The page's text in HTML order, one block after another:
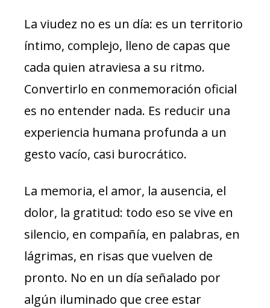
La viudez no es un día: es un territorio
íntimo, complejo, lleno de capas que
cada quien atraviesa a su ritmo.
Convertirlo en conmemoración oficial
es no entender nada. Es reducir una
experiencia humana profunda a un
gesto vacío, casi burocrático.
La memoria, el amor, la ausencia, el
dolor, la gratitud: todo eso se vive en
silencio, en compañía, en palabras, en
lágrimas, en risas que vuelven de
pronto. No en un día señalado por
algún iluminado que cree estar